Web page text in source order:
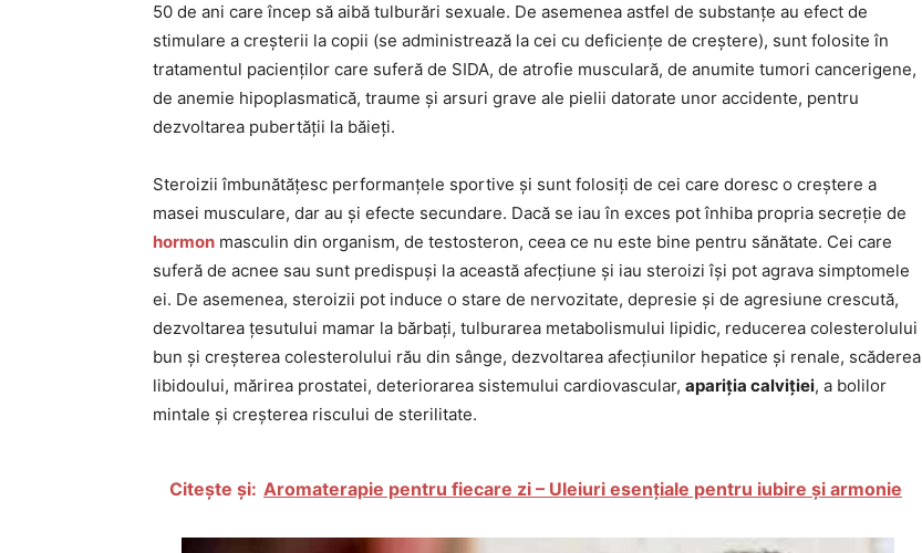
50 de ani care încep să aibă tulburări sexuale. De asemenea astfel de substanțe au efect de
stimulare a creșterii la copii (se administrează la cei cu deficiențe de creștere), sunt folosite în
tratamentul pacienților care suferă de SIDA, de atrofie musculară, de anumite tumori cancerigene,
de anemie hipoplasmatică, traume și arsuri grave ale pielii datorate unor accidente, pentru
dezvoltarea pubertății la băieți.
Steroizii îmbunătățesc performanțele sportive și sunt folosiți de cei care doresc o creștere a
masei musculare, dar au și efecte secundare. Dacă se iau în exces pot înhiba propria secreție de
hormon masculin din organism, de testosteron, ceea ce nu este bine pentru sănătate. Cei care
suferă de acnee sau sunt predispuși la această afecțiune și iau steroizi își pot agrava simptomele
ei. De asemenea, steroizii pot induce o stare de nervozitate, depresie și de agresiune crescută,
dezvoltarea țesutului mamar la bărbați, tulburarea metabolismului lipidic, reducerea colesterolului
bun și creșterea colesterolului rău din sânge, dezvoltarea afecțiunilor hepatice și renale, scăderea
libidoului, mărirea prostatei, deteriorarea sistemului cardiovascular, apariția calviției, a bolilor
mintale și creșterea riscului de sterilitate.
Citește și: Aromaterapie pentru fiecare zi – Uleiuri esențiale pentru iubire și armonie